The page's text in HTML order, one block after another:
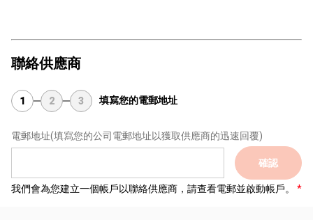
聯絡供應商
1 2 3 填寫您的電郵地址
電郵地址(填寫您的公司電郵地址以獲取供應商的迅速回覆)
確認
我們會為您建立一個帳戶以聯絡供應商，請查看電郵並啟動帳戶。